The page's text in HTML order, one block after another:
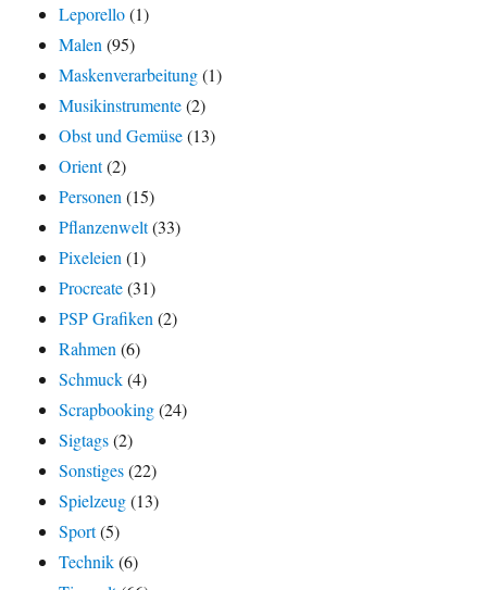
Leporello(1)
Malen (95)
Maskenverarbeitung(1)
Musikinstrumente(2)
Obst und Gemüse(13)
Orient(2)
Personen (15)
Pflanzenwelt(33)
Pixeleien (1)
Procreate(31)
PSP Grafiken (2)
Rahmen (6)
Schmuck(4)
Scrapbooking(24)
Sigtags(2)
Sonstiges(22)
Spielzeug(13)
Sport(5)
Technik(6)